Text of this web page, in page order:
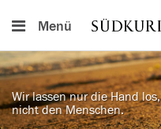
Menü
Wir lassen nur die Hand los,
nicht den Menschen.